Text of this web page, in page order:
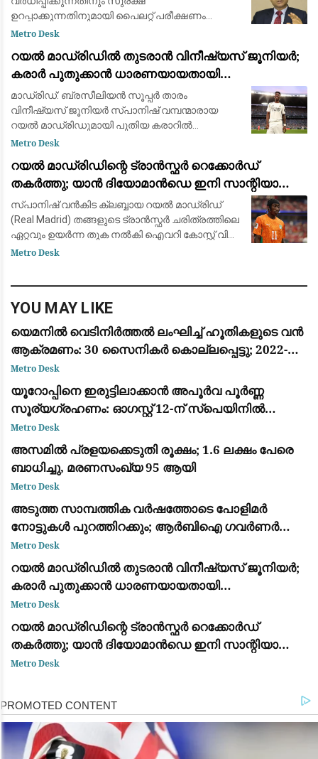
ഉറപ്പാക്കുന്നതിനുമായി പൈലറ്റ് പരീക്ഷണം
പുരോഗമിക്കുന്നു.
Metro Desk
റയൽ മാഡ്രിഡിൽ തുടരാൻ വിനീഷ്യസ് ജൂനിയർ;
കരാർ പുതുക്കാൻ ധാരണയായതായി
ഫാബ്രിസിയോ റൊമാനോയും ദ അത്‌ലറ്റിക്കും
മാഡ്രിഡ്: ബ്രസീലിയൻ സൂപ്പർ താരം
വിനീഷ്യസ് ജൂനിയർ സ്പാനിഷ് വമ്പന്മാരായ
റയൽ മാഡ്രിഡുമായി പുതിയ കരാറിൽ
ഒപ്പുവെക്കാൻ ഒരുങ്ങുന്നു. പ്രമുഖ ട്രാൻസ്ഫർ
റൊമാനോയും 'ദ അത്‌ലറ്റികു'മാണ
Metro Desk
റയൽ മാഡ്രിഡിന്റെ ട്രാൻസ്ഫർ റെക്കോർഡ്
തകർത്തു; യാൻ ദിയോമാൻഡെ ഇനി സാന്റിയാഗോ
ബെർണബ്യൂവിൽ
സ്പാനിഷ് വൻകിട ക്ലബ്ബായ റയൽ മാഡ്രിഡ്
(Real Madrid) തങ്ങളുടെ ട്രാൻസ്ഫർ ചരിത്രത്തിലെ
ഏറ്റവും ഉയർന്ന തുക നൽകി ഐവറി കോസ്റ്റ് വിങ്
ഫോർവേഡ് യാൻ ദിയോമാൻഡെയെ (Yan
Metro Desk
YOU MAY LIKE
യെമനിൽ വെടിനിർത്തൽ ലംഘിച്ച് ഹൂതികളുടെ വൻ
ആക്രമണം: 30 സൈനികർ കൊല്ലപ്പെട്ടു; 2022-ന്
ശേഷമുള്ള ഏറ്റവും വലിയ ഏറ്റുമുട്ടൽ
Metro Desk
യൂറോപ്പിനെ ഇരുട്ടിലാക്കാൻ അപൂർവ പൂർണ്ണ
സൂര്യഗ്രഹണം: ഓഗസ്റ്റ് 12-ന് സ്പെയിനിൽ
പ്രകൃതിയുടെ വിസ്മയക്കാഴ്ച
Metro Desk
അസമിൽ പ്രളയക്കെടുതി രൂക്ഷം; 1.6 ലക്ഷം പേരെ
ബാധിച്ചു, മരണസംഖ്യ 95 ആയി
Metro Desk
അടുത്ത സാമ്പത്തിക വർഷത്തോടെ പോളിമർ
നോട്ടുകൾ പുറത്തിറക്കും; ആർബിഐ ഗവർണർ
സഞ്ജയ് മൽഹോത്ര
Metro Desk
റയൽ മാഡ്രിഡിൽ തുടരാൻ വിനീഷ്യസ് ജൂനിയർ;
കരാർ പുതുക്കാൻ ധാരണയായതായി
ഫാബ്രിസിയോ റൊമാനോയും ദ അത്‌ലറ്റിക്കും
Metro Desk
റയൽ മാഡ്രിഡിന്റെ ട്രാൻസ്ഫർ റെക്കോർഡ്
തകർത്തു; യാൻ ദിയോമാൻഡെ ഇനി സാന്റിയാഗോ
ബെർണബ്യൂവിൽ
Metro Desk